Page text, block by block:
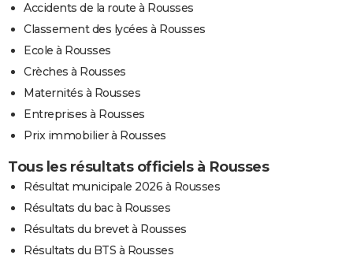
Accidents de la route à Rousses
Classement des lycées à Rousses
Ecole à Rousses
Crèches à Rousses
Maternités à Rousses
Entreprises à Rousses
Prix immobilier à Rousses
Tous les résultats officiels à Rousses
Résultat municipale 2026 à Rousses
Résultats du bac à Rousses
Résultats du brevet à Rousses
Résultats du BTS à Rousses